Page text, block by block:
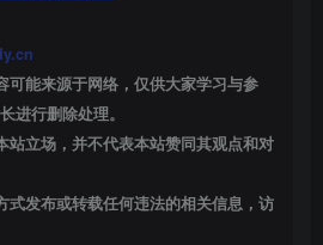
可能来源于网络，仅供大家学习与参
进行删除处理。
站立场，并不代表本站赞同其观点和对
式发布或转载任何违法的相关信息，访